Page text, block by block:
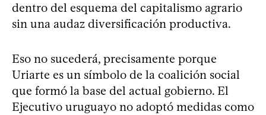
dentro del esquema del capitalismo agrario
sin una audaz diversificación productiva.
Eso no sucederá, precisamente porque
Uriarte es un símbolo de la coalición social
que formó la base del actual gobierno. El
Ejecutivo uruguayo no adoptó medidas como